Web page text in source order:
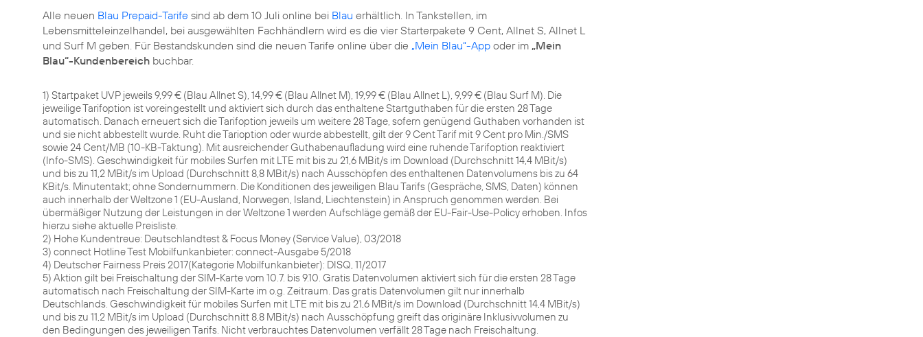
Alle neuen Blau Prepaid-Tarife sind ab dem 10 Juli online bei Blau erhältlich. In Tankstellen, im
Lebensmitteleinzelhandel, bei ausgewählten Fachhändlern wird es die vier Starterpakete 9 Cent, Allnet S, Allnet L
und Surf M geben. Für Bestandskunden sind die neuen Tarife online über die „Mein Blau“-App oder im „Mein
Blau“-Kundenbereich buchbar.
1) Startpaket UVP jeweils 9,99 € (Blau Allnet S), 14,99 € (Blau Allnet M), 19,99 € (Blau Allnet L), 9,99 € (Blau Surf M). Die
jeweilige Tarifoption ist voreingestellt und aktiviert sich durch das enthaltene Startguthaben für die ersten 28 Tage
automatisch. Danach erneuert sich die Tarifoption jeweils um weitere 28 Tage, sofern genügend Guthaben vorhanden ist
und sie nicht abbestellt wurde. Ruht die Tarioption oder wurde abbestellt, gilt der 9 Cent Tarif mit 9 Cent pro Min./SMS
sowie 24 Cent/MB (10-KB-Taktung). Mit ausreichender Guthabenaufladung wird eine ruhende Tarifoption reaktiviert
(Info-SMS). Geschwindigkeit für mobiles Surfen mit LTE mit bis zu 21,6 MBit/s im Download (Durchschnitt 14,4 MBit/s)
und bis zu 11,2 MBit/s im Upload (Durchschnitt 8,8 MBit/s) nach Ausschöpfen des enthaltenen Datenvolumens bis zu 64
KBit/s. Minutentakt; ohne Sondernummern. Die Konditionen des jeweiligen Blau Tarifs (Gespräche, SMS, Daten) können
auch innerhalb der Weltzone 1 (EU-Ausland, Norwegen, Island, Liechtenstein) in Anspruch genommen werden. Bei
übermäßiger Nutzung der Leistungen in der Weltzone 1 werden Aufschläge gemäß der EU-Fair-Use-Policy erhoben. Infos
hierzu siehe aktuelle Preisliste.
2) Hohe Kundentreue: Deutschlandtest & Focus Money (Service Value), 03/2018
3) connect Hotline Test Mobilfunkanbieter: connect-Ausgabe 5/2018
4) Deutscher Fairness Preis 2017(Kategorie Mobilfunkanbieter): DISQ, 11/2017
5) Aktion gilt bei Freischaltung der SIM-Karte vom 10.7. bis 9.10. Gratis Datenvolumen aktiviert sich für die ersten 28 Tage
automatisch nach Freischaltung der SIM-Karte im o.g. Zeitraum. Das gratis Datenvolumen gilt nur innerhalb
Deutschlands. Geschwindigkeit für mobiles Surfen mit LTE mit bis zu 21,6 MBit/s im Download (Durchschnitt 14,4 MBit/s)
und bis zu 11,2 MBit/s im Upload (Durchschnitt 8,8 MBit/s) nach Ausschöpfung greift das originäre Inklusivvolumen zu
den Bedingungen des jeweiligen Tarifs. Nicht verbrauchtes Datenvolumen verfällt 28 Tage nach Freischaltung.